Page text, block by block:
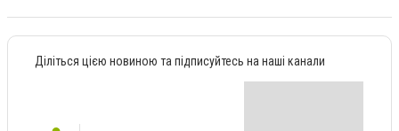
Діліться цією новиною та підписуйтесь на наші канали